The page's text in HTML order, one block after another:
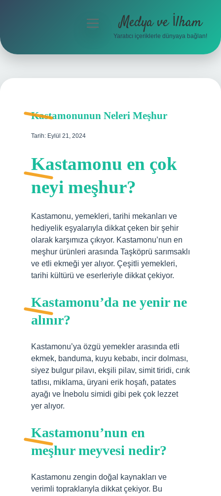
Hakkımızda
menüyü
Medya ve İlham
Yaratıcı içeriklerle dünyaya bağlan!
Kastamonunun Neleri Meşhur
Tarih: Eylül 21, 2024
Kastamonu en çok
neyi meşhur?
Kastamonu, yemekleri, tarihi mekanları ve
hediyelik eşyalarıyla dikkat çeken bir şehir
olarak karşımıza çıkıyor. Kastamonu’nun en
meşhur ürünleri arasında Taşköprü sarımsaklı
ve etli ekmeği yer alıyor. Çeşitli yemekleri,
tarihi kültürü ve eserleriyle dikkat çekiyor.
Kastamonu’da ne yenir ne
alınır?
Kastamonu’ya özgü yemekler arasında etli
ekmek, banduma, kuyu kebabı, incir dolması,
siyez bulgur pilavı, ekşili pilav, simit tiridi, cırık
tatlısı, miklama, üryani erik hoşafı, patates
ayağı ve İnebolu simidi gibi pek çok lezzet
yer alıyor.
Kastamonu’nun en
meşhur meyvesi nedir?
Kastamonu zengin doğal kaynakları ve
verimli topraklarıyla dikkat çekiyor. Bu